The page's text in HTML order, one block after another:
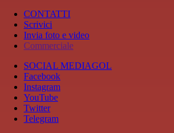
CONTATTI
Scrivici
Invia foto e video
Commerciale
SOCIAL MEDIAGOL
Facebook
Instagram
YouTube
Twitter
Telegram